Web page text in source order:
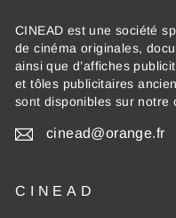
CINEAD est une société
de cinéma originales,
ainsi que d’affiches
et tôles publicitaires
sont disponibles sur notre
cinead@orange.fr
CINEAD